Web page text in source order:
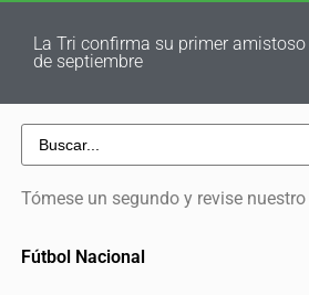
La Tri confirma su primer amistoso
de septiembre
Tómese un segundo y revise nuestro
Fútbol Nacional